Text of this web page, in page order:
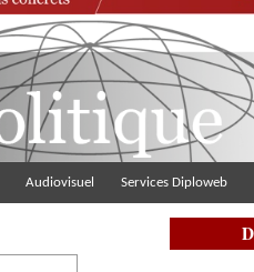
Audiovisuel Services Diploweb